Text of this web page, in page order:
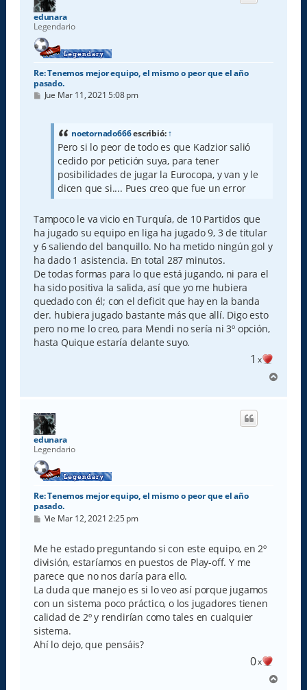
edunara
Legendario
Re: Tenemos mejor equipo, el mismo o peor que el año
pasado.
M
Jue Mar 11, 2021 5:08 pm
noetornado666escribió:↑
Pero si lo peor de todo es que Kadzior salió
cedido por petición suya, para tener
posibilidades de jugar la Eurocopa, y van y le
dicen que si.... Pues creo que fue un error
Tampoco le va vicio en Turquía, de 10 Partidos que
ha jugado su equipo en liga ha jugado 9, 3 de titular
y 6 saliendo del banquillo. No ha metido ningún gol y
ha dado 1 asistencia. En total 287 minutos.
De todas formas para lo que está jugando, ni para el
ha sido positiva la salida, así que yo me hubiera
quedado con él; con el deficit que hay en la banda
der. hubiera jugado bastante más que allí. Digo esto
pero no me lo creo, para Mendi no sería ni 3º opción,
hasta Quique estaría delante suyo.
1 x
r
edunara
Legendario
Re: Tenemos mejor equipo, el mismo o peor que el año
pasado.
M
s
a
j
e
Vie Mar 12, 2021 2:25 pm
Me he estado preguntando si con este equipo, en 2º
división, estaríamos en puestos de Play-off. Y me
parece que no nos daría para ello.
La duda que manejo es si lo veo así porque jugamos
con un sistema poco práctico, o los jugadores tienen
calidad de 2º y rendirían como tales en cualquier
sistema.
Ahí lo dejo, que pensáis?
0x